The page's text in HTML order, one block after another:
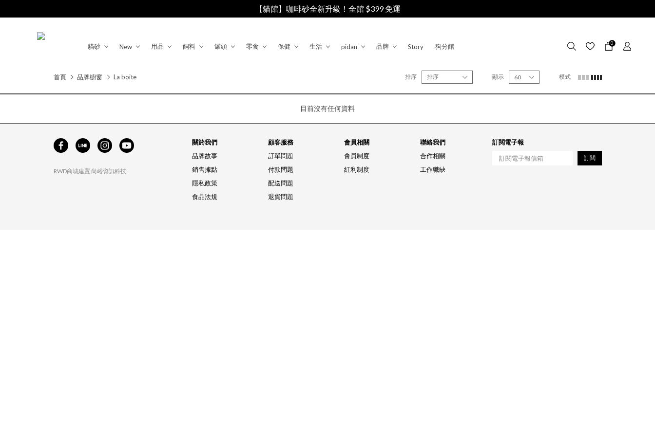
【貓館】咖啡砂全新升級！全館 $399 免運
0
貓砂 New 用品 飼料 罐頭 零食 保健 生活 pidan 品牌 Story 狗分館
首頁 品牌櫥窗 La boite 排序 排序 顯示 60 模式
目前沒有任何資料
RWD商城建置 尚峪資訊科技
關於我們
品牌故事
銷售據點
隱私政策
食品法規
顧客服務
訂單問題
付款問題
配送問題
退貨問題
會員相關
會員制度
紅利制度
聯絡我們
合作相關
工作職缺
訂閱電子報
訂閱